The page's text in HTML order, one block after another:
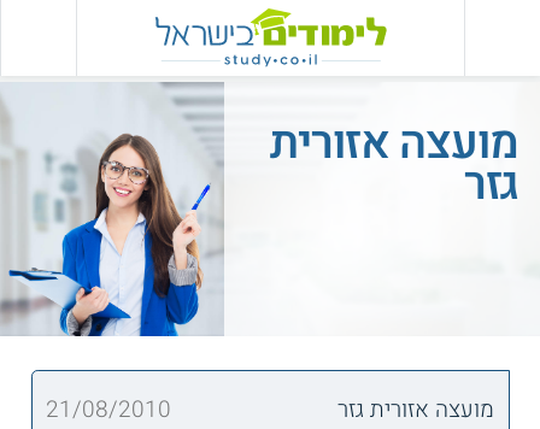
מועצה אזורית
גזר
מועצה אזורית גזר
21/08/2010